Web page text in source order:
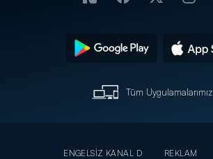
Tüm Uygulamalarımız
ENGELSİZ KANAL D REKLAM